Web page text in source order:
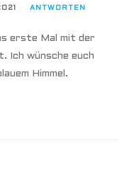
ANTWORTEN
erste Mal mit der
Ich wünsche euch
Himmel.